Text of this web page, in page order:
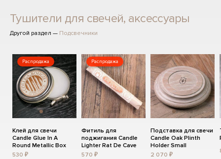
Тушители для свечей, аксессуары
Другой раздел — Подсвечники
Распродажа
Клей для свечи
Candle Glue In A
Round Metallic Box
530 ₽
Распродажа
Фитиль для
поджигания Candle
Lighter Rat De Cave
570 ₽
Подставка для свечи
Candle Oak Plinth
Holder Small
2 070 ₽